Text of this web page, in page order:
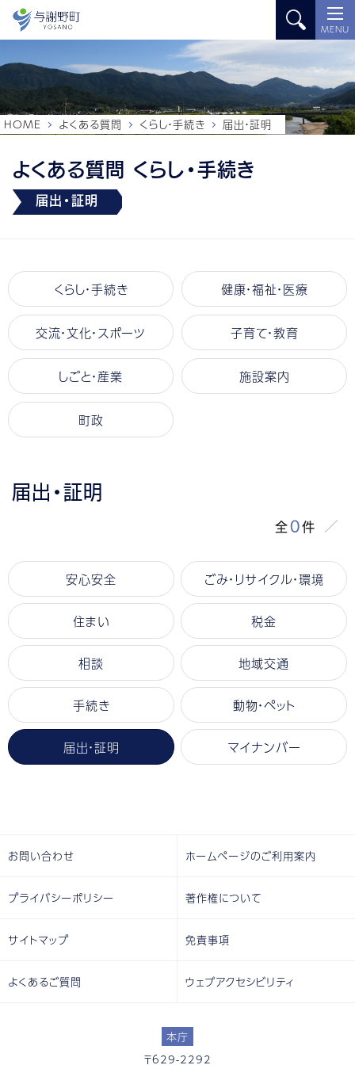
MENU
よくある質問 くらし・手続き
届出・証明
HOME よくある質問 くらし・手続き 届出・証明
くらし・手続き 健康・福祉・医療
交流・文化・スポーツ 子育て・教育
しごと・産業 施設案内
町政
届出・証明
全0件
安心安全 ごみ・リサイクル・環境
住まい 税金
相談 地域交通
手続き 動物・ペット
届出・証明 マイナンバー
本庁
〒629-2292
お問い合わせ ホームページのご利用案内
プライバシーポリシー 著作権について
サイトマップ 免責事項
よくあるご質問 ウェブアクセシビリティ